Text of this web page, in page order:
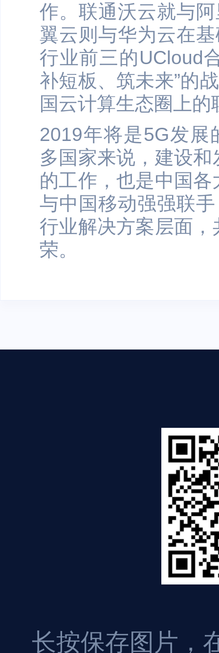
作。联通沃云就与
翼云则与华为云在
行业前三的UCloud
补短板、筑未来”的
国云计算生态圈上的
2019年将是5G发展
多国家来说，建设
的工作，也是中国
与中国移动强强联
行业解决方案层面
荣。
长按保存图片，